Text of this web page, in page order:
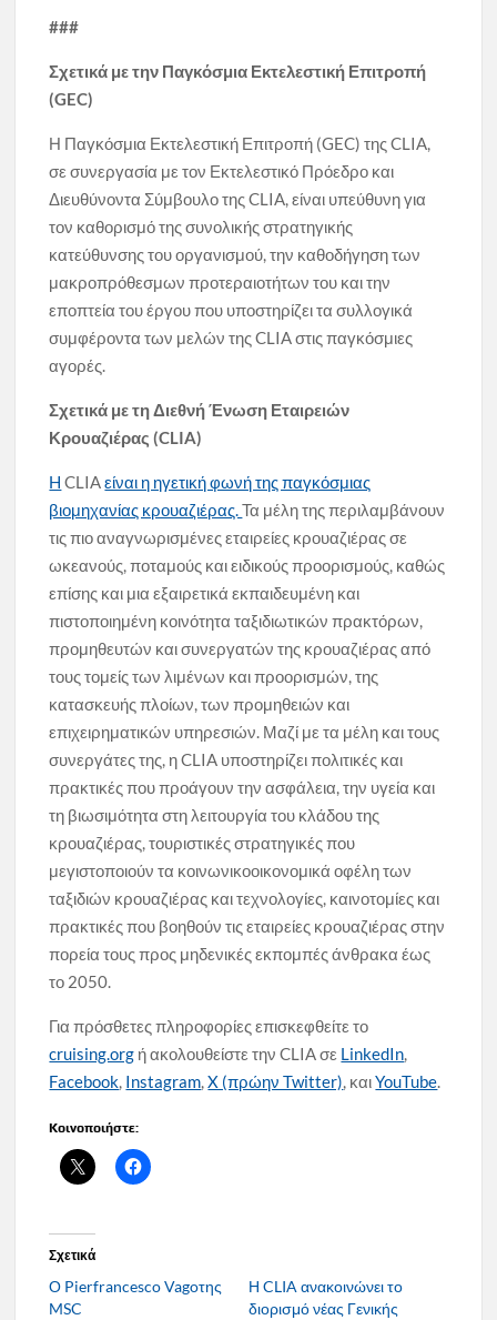
###
Σχετικά με την Παγκόσμια Εκτελεστική Επιτροπή
(GEC)
Η Παγκόσμια Εκτελεστική Επιτροπή (GEC) της CLIA,
σε συνεργασία με τον Εκτελεστικό Πρόεδρο και
Διευθύνοντα Σύμβουλο της CLIA, είναι υπεύθυνη για
τον καθορισμό της συνολικής στρατηγικής
κατεύθυνσης του οργανισμού, την καθοδήγηση των
μακροπρόθεσμων προτεραιοτήτων του και την
εποπτεία του έργου που υποστηρίζει τα συλλογικά
συμφέροντα των μελών της CLIA στις παγκόσμιες
αγορές.
Σχετικά με τη Διεθνή Ένωση Εταιρειών
Κρουαζιέρας (CLIA)
H CLIAείναι η ηγετική φωνή της παγκόσμιας
βιομηχανίας κρουαζιέρας.Τα μέλη της περιλαμβάνουν
τις πιο αναγνωρισμένες εταιρείες κρουαζιέρας σε
ωκεανούς, ποταμούς και ειδικούς προορισμούς, καθώς
επίσης και μια εξαιρετικά εκπαιδευμένη και
πιστοποιημένη κοινότητα ταξιδιωτικών πρακτόρων,
προμηθευτών και συνεργατών της κρουαζιέρας από
τους τομείς των λιμένων και προορισμών, της
κατασκευής πλοίων, των προμηθειών και
επιχειρηματικών υπηρεσιών. Μαζί με τα μέλη και τους
συνεργάτες της, η CLIA υποστηρίζει πολιτικές και
πρακτικές που προάγουν την ασφάλεια, την υγεία και
τη βιωσιμότητα στη λειτουργία του κλάδου της
κρουαζιέρας, τουριστικές στρατηγικές που
μεγιστοποιούν τα κοινωνικοοικονομικά οφέλη των
ταξιδιών κρουαζιέρας και τεχνολογίες, καινοτομίες και
πρακτικές που βοηθούν τις εταιρείες κρουαζιέρας στην
πορεία τους προς μηδενικές εκπομπές άνθρακα έως
το 2050.
Για πρόσθετες πληροφορίες επισκεφθείτε το
cruising.org ή ακολουθείστε την CLIA σε LinkedIn,
Facebook, Instagram,X (πρώην Twitter), καιYouTube.
Κοινοποιήστε:
Σχετικά
Ο Pierfrancesco Vagoτης
MSC
Η CLIA ανακοινώνει το
διορισμό νέας Γενικής